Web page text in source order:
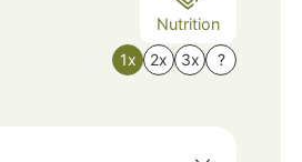
Nutrition
1x 2x 3x ?